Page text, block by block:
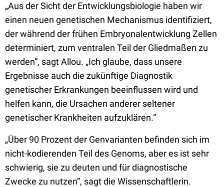
„Aus der Sicht der Entwicklungsbiologie haben wir
einen neuen genetischen Mechanismus identifiziert,
der während der frühen Embryonalentwicklung Zellen
determiniert, zum ventralen Teil der Gliedmaßen zu
werden“, sagt Allou. „Ich glaube, dass unsere
Ergebnisse auch die zukünftige Diagnostik
genetischer Erkrankungen beeinflussen wird und
helfen kann, die Ursachen anderer seltener
genetischer Krankheiten aufzuklären.“
„Über 90 Prozent der Genvarianten befinden sich im
nicht-kodierenden Teil des Genoms, aber es ist sehr
schwierig, sie zu deuten und für diagnostische
Zwecke zu nutzen“, sagt die Wissenschaftlerin.